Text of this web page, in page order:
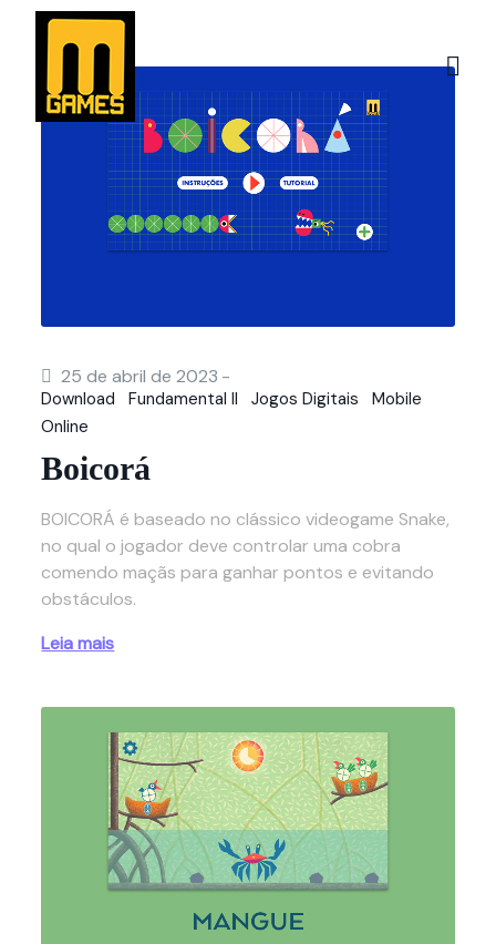
25 de abril de 2023 -
Download Fundamental II Jogos Digitais
Mobile
Online
Boicorá
BOICORÁ é baseado no clássico videogame Snake,
no qual o jogador deve controlar uma cobra
comendo maçãs para ganhar pontos e evitando
obstáculos.
Leia mais